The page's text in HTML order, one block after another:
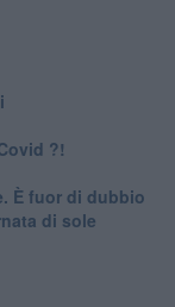
?!
È fuor di dubbio
di sole